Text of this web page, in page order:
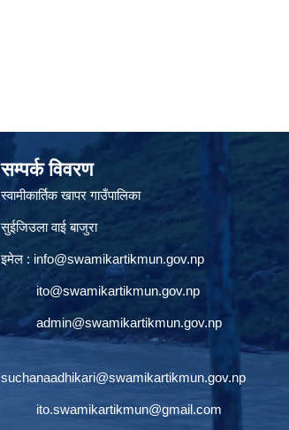
सम्पर्क विवरण
स्वामीकार्तिक खापर गाउँपालिका
सुईजिउला वाई बाजुरा
इमेल : info@swamikartikmun.gov.np
ito@swamikartikmun.gov.np
admin@swamikartikmun.gov.np
suchanaadhikari@swamikartikmun.gov.np
ito.swamikartikmun@gmail.com